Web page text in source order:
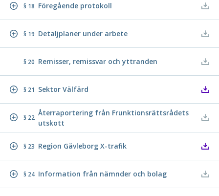
§ 18 Föregående protokoll
§ 19 Detaljplaner under arbete
§ 20 Remisser, remissvar och yttranden
§ 21 Sektor Välfärd
§ 22
Återraportering från Frunktionsrättsrådets
utskott
§ 23 Region Gävleborg X-trafik
§ 24 Information från nämnder och bolag